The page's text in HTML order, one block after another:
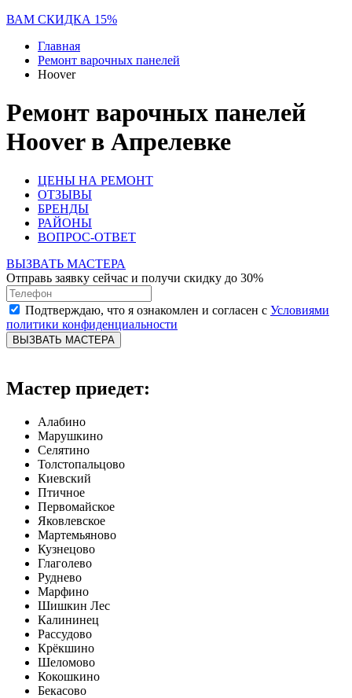
ВАМ СКИДКА 15%
Главная
Ремонт варочных панелей
Hoover
Ремонт варочных панелей
Hoover в Апрелевке
ЦЕНЫ НА РЕМОНТ
ОТЗЫВЫ
БРЕНДЫ
РАЙОНЫ
ВОПРОС-ОТВЕТ
ВЫЗВАТЬ МАСТЕРА
Отправь заявку сейчас и получи скидку до 30%
Подтверждаю, что я ознакомлен и согласен с Условиями
политики конфиденциальности
ВЫЗВАТЬ МАСТЕРА
Мастер приедет:
Алабино
Марушкино
Селятино
Толстопальцово
Киевский
Птичное
Первомайское
Яковлевское
Мартемьяново
Кузнецово
Глаголево
Руднево
Марфино
Шишкин Лес
Калининец
Рассудово
Крёкшино
Шеломово
Кокошкино
Бекасово